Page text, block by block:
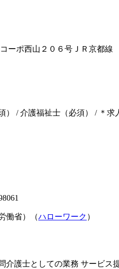
ーポ西山２０６号 ＪＲ京都
） / 介護福祉士（必須） / ＊
働省）（ハローワーク ）
護士としての業務 サービ